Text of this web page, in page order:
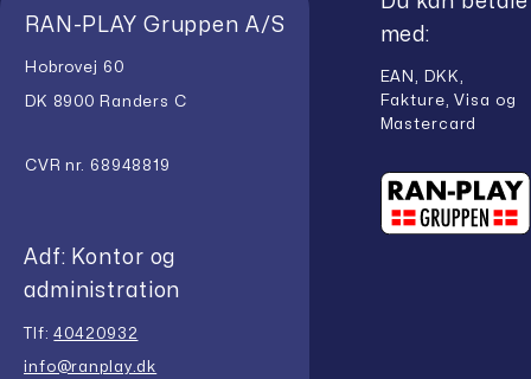
RAN-PLAY Gruppen A/S
Hobrovej 60
DK 8900 Randers C
CVR nr. 68948819
Adf: Kontor og
administration
Tlf:40420932
info@ranplay.dk
med:
EAN, DKK,
Fakture, Visa og
Mastercard